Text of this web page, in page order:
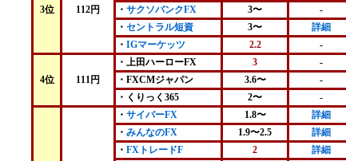
3位 112円
・ サクソバンクFX 3〜 -
・ セントラル短資 3〜 詳細
・ IGマーケッツ 2.2 -
4位 111円
・上田ハーローFX 3 -
・FXCMジャパン
3.6〜 -
・ くりっく365 2〜 -
・ サイバーFX 1.8〜 詳細
・ みんなのFX 1.9〜2.5 詳細
・ FXトレードF 2 詳細